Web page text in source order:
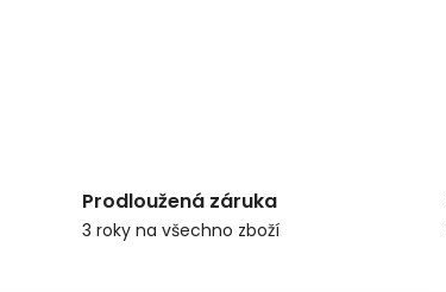
Prodloužená záruka
3 roky na všechno zboží